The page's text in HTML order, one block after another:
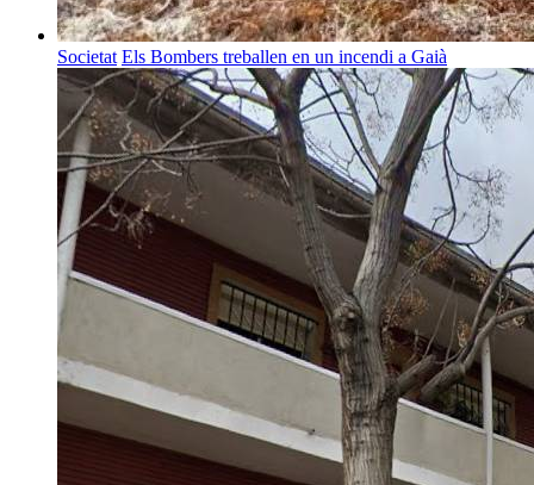
Societat Els Bombers treballen en un incendi a Gaià